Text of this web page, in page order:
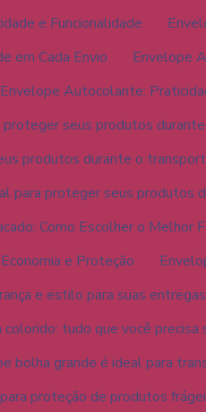
e Funcionalidade
em Cada Envio
Envelope
Envelope Autocolante:
seus produtos
produtos durante o
para proteger seus produtos
Como Escolher o Melhor
e Proteção
e estilo para suas entregas
tudo que você precisa
bolha grande é ideal para
proteção de produtos